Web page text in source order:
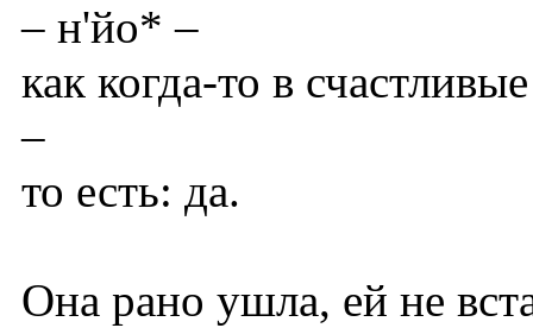
– н'йо* –
как когда-то в
–
то есть: да.
Она рано ушла, ей не